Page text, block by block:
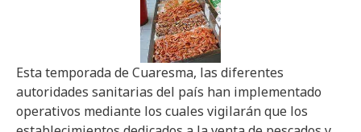
Esta temporada de Cuaresma, las diferentes
autoridades sanitarias del país han implementado
operativos mediante los cuales vigilarán que los